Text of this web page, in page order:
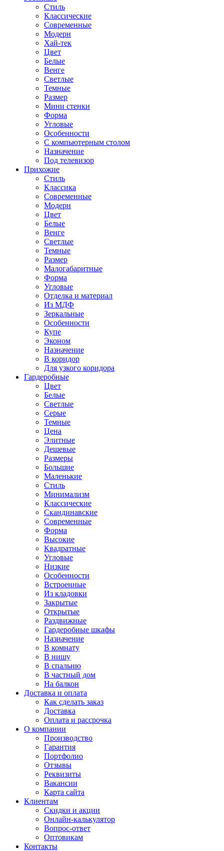
Стиль
Классические
Современные
Модерн
Хай-тек
Цвет
Белые
Венге
Светлые
Темные
Размер
Мини стенки
Форма
Угловые
Особенности
С компьютерным столом
Назначение
Под телевизор
Прихожие
Стиль
Классика
Современные
Модерн
Цвет
Белые
Венге
Светлые
Темные
Размер
Малогабаритные
Форма
Угловые
Отделка и материал
Из МДФ
Зеркальные
Особенности
Купе
Эконом
Назначение
В коридор
Для узкого коридора
Гардеробные
Цвет
Белые
Светлые
Серые
Темные
Цена
Элитные
Дешевые
Размеры
Большие
Маленькие
Стиль
Минимализм
Классические
Скандинавские
Современные
Форма
Высокие
Квадратные
Угловые
Низкие
Особенности
Встроенные
Из кладовки
Закрытые
Открытые
Раздвижные
Гардеробные шкафы
Назначение
В комнату
В нишу
В спальню
В частный дом
На балкон
Доставка и оплата
Как сделать заказ
Доставка
Оплата и рассрочка
О компании
Производство
Гарантия
Портфолио
Отзывы
Реквизиты
Вакансии
Карта сайта
Клиентам
Скидки и акции
Онлайн-калькулятор
Вопрос-ответ
Оптовикам
Контакты